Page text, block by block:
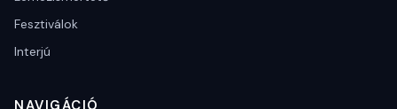
Fesztiválok
Interjú
NAVIGÁCIÓ